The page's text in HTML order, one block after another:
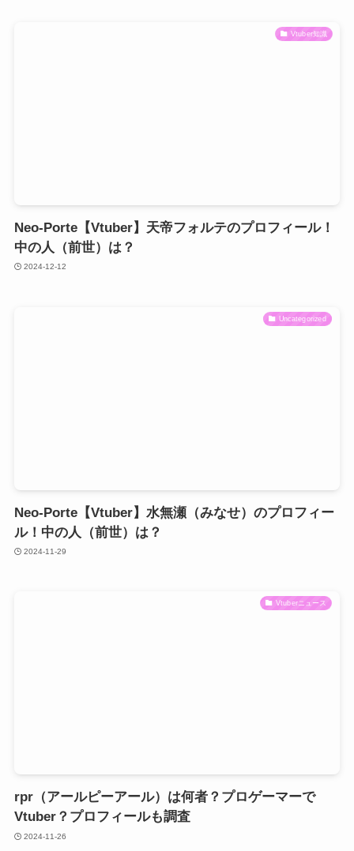
Vtuber知識
Neo-Porte【Vtuber】天帝フォルテのプロフィール！
中の人（前世）は？
2024-12-12
Uncategorized
Neo-Porte【Vtuber】水無瀬（みなせ）のプロフィー
ル！中の人（前世）は？
2024-11-29
Vtuberニュース
rpr（アールピーアール）は何者？プロゲーマーで
Vtuber？プロフィールも調査
2024-11-26